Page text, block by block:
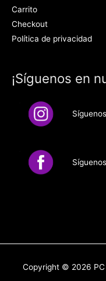
Carrito
Checkout
Política de privacidad
¡Síguenos en
Copyright © 2026